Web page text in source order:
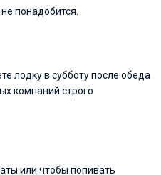
понадобится.
лодку в субботу после обеда
компаний строго
или чтобы попивать